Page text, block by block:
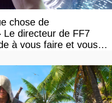
chose de
directeur de FF7
à vous faire et vous